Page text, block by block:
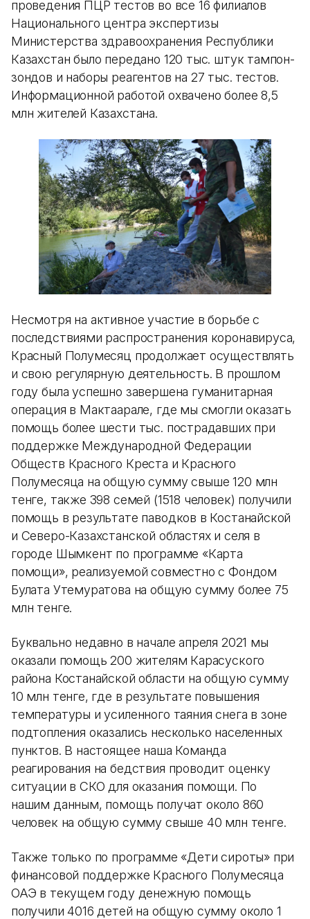
проведения ПЦР тестов во все 16 филиалов
Национального центра экспертизы
Министерства здравоохранения Республики
Казахстан было передано 120 тыс. штук тампон-
зондов и наборы реагентов на 27 тыс. тестов.
Информационной работой охвачено более 8,5
млн жителей Казахстана.
Несмотря на активное участие в борьбе с
последствиями распространения коронавируса,
Красный Полумесяц продолжает осуществлять
и свою регулярную деятельность. В прошлом
году была успешно завершена гуманитарная
операция в Мактаарале, где мы смогли оказать
помощь более шести тыс. пострадавших при
поддержке Международной Федерации
Обществ Красного Креста и Красного
Полумесяца на общую сумму свыше 120 млн
тенге, также 398 семей (1518 человек) получили
помощь в результате паводков в Костанайской
и Северо-Казахстанской областях и селя в
городе Шымкент по программе «Карта
помощи», реализуемой совместно с Фондом
Булата Утемуратова на общую сумму более 75
млн тенге.
Буквально недавно в начале апреля 2021 мы
оказали помощь 200 жителям Карасуского
района Костанайской области на общую сумму
10 млн тенге, где в результате повышения
температуры и усиленного таяния снега в зоне
подтопления оказались несколько населенных
пунктов. В настоящее наша Команда
реагирования на бедствия проводит оценку
ситуации в СКО для оказания помощи. По
нашим данным, помощь получат около 860
человек на общую сумму свыше 40 млн тенге.
Также только по программе «Дети сироты» при
финансовой поддержке Красного Полумесяца
ОАЭ в текущем году денежную помощь
получили 4016 детей на общую сумму около 1